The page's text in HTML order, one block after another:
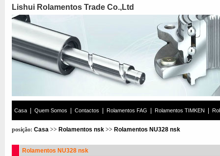
Lishui Rolamentos Trade Co.,Ltd
Casa Quem Somos Contactos Rolamentos FAG Rolamentos TIMKEN
posição: Casa >> Rolamentos nsk >> Rolamentos NU328 nsk
Rolamentos NU328 nsk